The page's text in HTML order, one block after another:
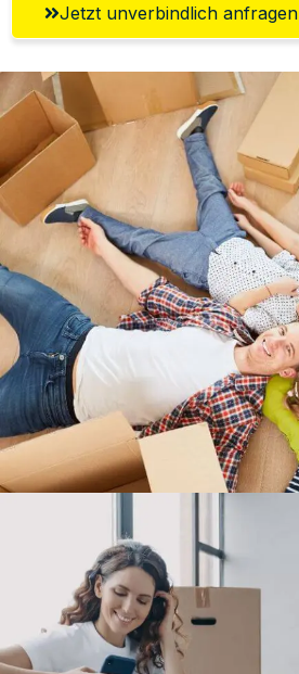
Jetzt unverbindlich anfragen